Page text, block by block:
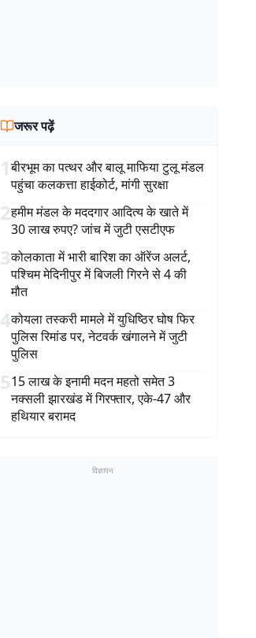
जरूर पढ़ें
1बीरभूम का पत्थर और बालू माफिया टुलू मंडल
पहुंचा कलकत्ता हाईकोर्ट, मांगी सुरक्षा
2हमीम मंडल के मददगार आदित्य के खाते में
30 लाख रुपए? जांच में जुटी एसटीएफ
3कोलकाता में भारी बारिश का ऑरेंज अलर्ट,
पश्चिम मेदिनीपुर में बिजली गिरने से 4 की
मौत
4कोयला तस्करी मामले में युधिष्ठिर घोष फिर
पुलिस रिमांड पर, नेटवर्क खंगालने में जुटी
पुलिस
515 लाख के इनामी मदन महतो समेत 3
नक्सली झारखंड में गिरफ्तार, एके-47 और
हथियार बरामद
विज्ञापन